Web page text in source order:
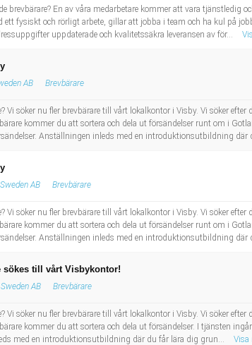
brevbärare? En av våra medarbetare kommer att vara tjänstledig
fysiskt och rörligt arbete, gillar att jobba i team och ha kul på
uppdaterade och kvalitetssäkra leveransen av för...
AB Brevbärare
Vi söker nu fler brevbärare till vårt lokalkontor i Visby. Vi söker
kommer du att sortera och dela ut försändelser runt om i
Anställningen inleds med en introduktionsutbildning där
AB Brevbärare
Vi söker nu fler brevbärare till vårt lokalkontor i Visby. Vi söker
kommer du att sortera och dela ut försändelser runt om i
Anställningen inleds med en introduktionsutbildning där
sökes till vårt Visbykontor!
AB Brevbärare
Vi söker nu fler brevbärare till vårt lokalkontor i Visby. Vi söker
kommer du att sortera och dela ut försändelser. I tjänsten
med en introduktionsutbildning där du får lära dig grun...
Visa